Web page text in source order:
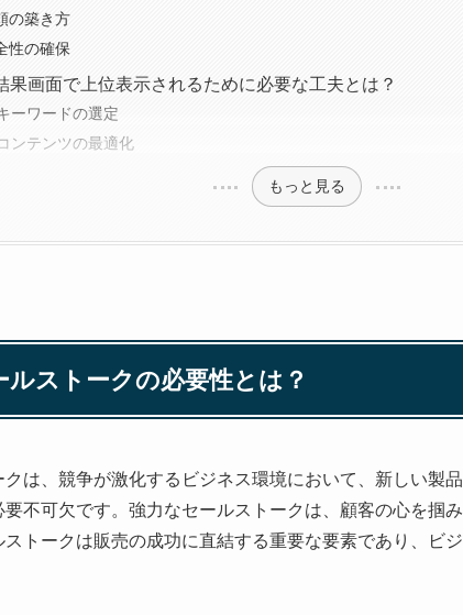
の築き方
性の確保
果画面で上位表示されるために必要な工夫とは？
ーワードの選定
ンテンツの最適化
もっと見る
ルストークの必要性とは？
は、競争が激化するビジネス環境において、新しい製
不可欠です。強力なセールストークは、顧客の心を掴
トークは販売の成功に直結する重要な要素であり、ビ